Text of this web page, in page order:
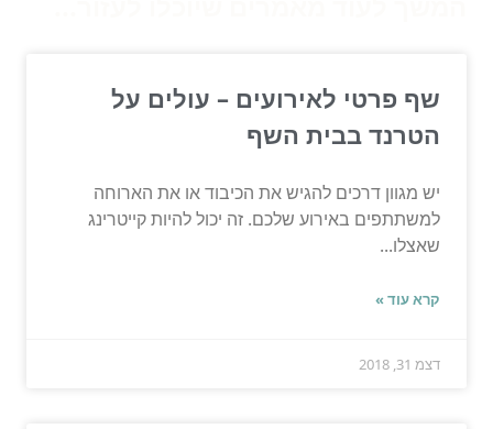
שף פרטי לאירועים – עולים על
הטרנד בבית השף
יש מגוון דרכים להגיש את הכיבוד או את הארוחה
למשתתפים באירוע שלכם. זה יכול להיות קייטרינג
שאצלו...
קרא עוד »
דצמ 31, 2018